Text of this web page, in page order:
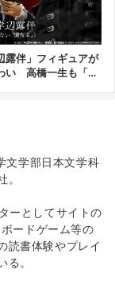
露伴」フィギュアが
い 高橋一生も「唸
文学部日本文学科
ーとしてサイトの
ードゲーム等の
読書体験やプレイ
。